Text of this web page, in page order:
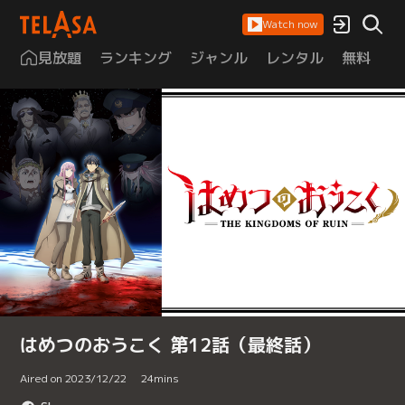
Watch now
見放題 ランキング ジャンル レンタル 無料
はめつのおうこく 第12話（最終話）
Aired on 2023/12/22 24mins